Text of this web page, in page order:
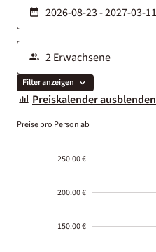
Filter anzeigen
Preiskalender ausblenden
Preise pro Person ab
250.00 €
200.00 €
150.00 €